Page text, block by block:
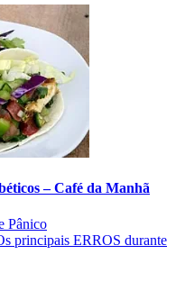
– Café da Manhã
Pânico
principais ERROS durante